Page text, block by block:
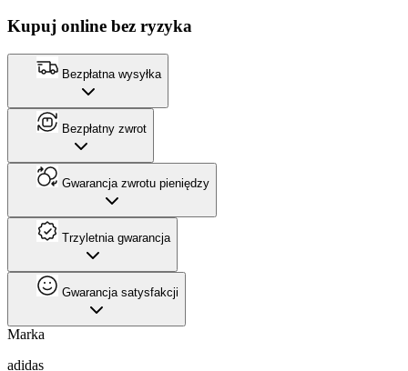
Kupuj online bez ryzyka
Bezpłatna wysyłka
Bezpłatny zwrot
Gwarancja zwrotu pieniędzy
Trzyletnia gwarancja
Gwarancja satysfakcji
Marka
adidas